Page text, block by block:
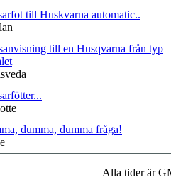
till Huskvarna automatic..
till en Husqvarna från typ
dumma, dumma fråga!
Alla tider är